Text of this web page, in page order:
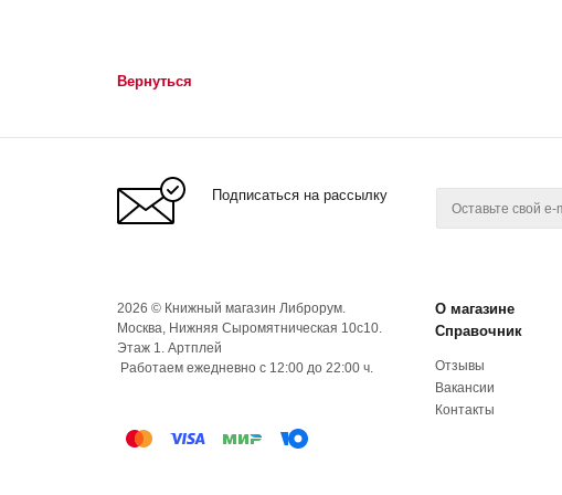
Вернуться
Подписаться на рассылку
2026 © Книжный магазин Либрорум.
Москва, Нижняя Сыромятническая 10с10.
Этаж 1. Артплей
Работаем ежедневно с 12:00 до 22:00 ч.
О магазине
Справочник
Отзывы
Вакансии
Контакты